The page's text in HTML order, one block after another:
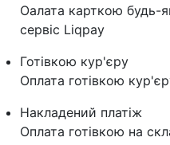
Оалата карткою будь-
сервіс Liqpay
Готівкою кур'єру
Оплата готівкою
Накладений платіж
Оплата готівкою на